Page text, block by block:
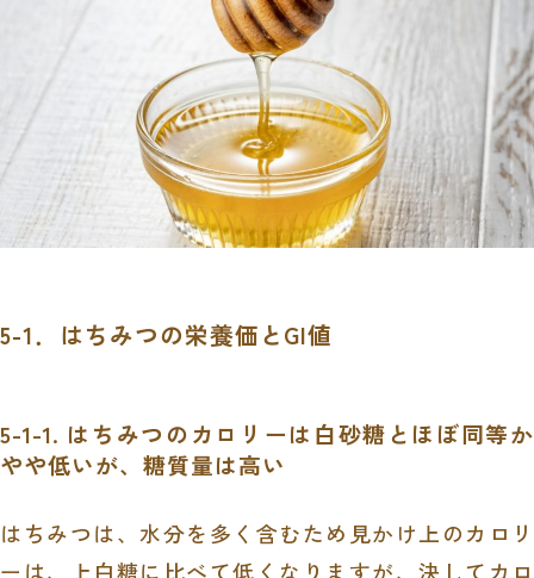
5-1．はちみつの栄養価とGI値
5-1-1. はちみつのカロリーは白砂糖とほぼ同等か
やや低いが、糖質量は高い
はちみつは、水分を多く含むため見かけ上のカロリ
ーは、上白糖に比べて低くなりますが、決してカロ